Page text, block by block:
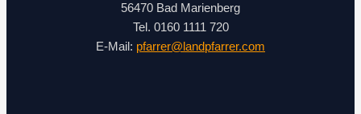
56470 Bad Marienberg
Tel. 0160 1111 720
E-Mail: pfarrer@landpfarrer.com